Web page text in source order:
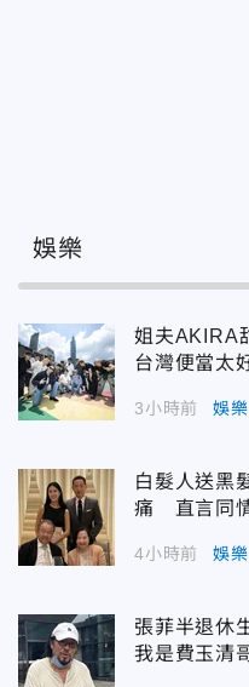
娛樂
姐夫AKIRA
台灣便當太
3小時前 娛樂
白髮人送黑
痛 直言同
4小時前 娛樂
張菲半退休
我是費玉清